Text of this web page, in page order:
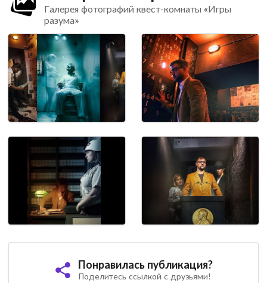
Галерея фотографий квест-комнаты «Игры
разума»
Понравилась публикация?
Поделитесь ссылкой с друзьями!